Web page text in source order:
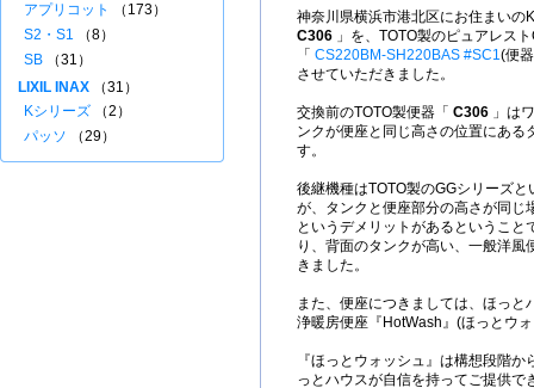
神奈川県横浜市港北区にお住まいの
C306 」を、TOTO製のピュアレス
「 CS220BM-SH220BAS #SC1(便
させていただきました。
交換前のTOTO製便器「 C306 」は
ンクが便座と同じ高さの位置にある
す。
後継機種はTOTO製のGGシリーズ
が、タンクと便座部分の高さが同じ
というデメリットがあるということ
り、背面のタンクが高い、一般洋風
きました。
また、便座につきましては、ほっと
浄暖房便座『HotWash』(ほっとウ
『ほっとウォッシュ』は構想段階
っとハウスが自信を持ってご提供で
アプリコット
（173）
S2・S1 （8）
SB （31）
LIXIL INAX （31）
Kシリーズ （2）
パッソ （29）